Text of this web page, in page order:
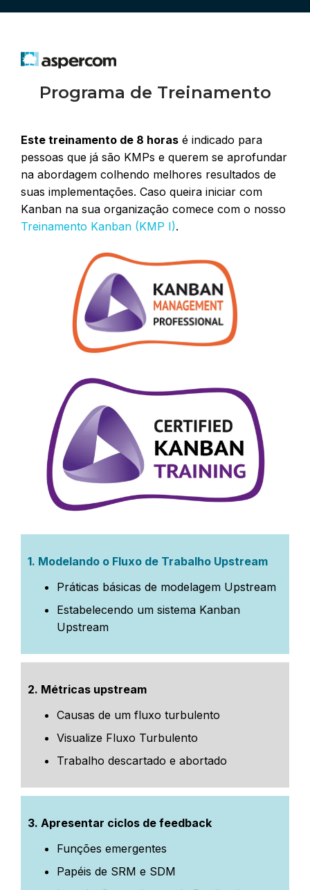
Programa de Treinamento
Este treinamento de 8 horas é indicado para
pessoas que já são KMPs e querem se aprofundar
na abordagem colhendo melhores resultados de
suas implementações. Caso queira iniciar com
Kanban na sua organização comece com o nosso
Treinamento Kanban (KMP I).
1. Modelando o Fluxo de Trabalho Upstream
Práticas básicas de modelagem Upstream
Estabelecendo um sistema Kanban
Upstream
2. Métricas upstream
Causas de um fluxo turbulento
Visualize Fluxo Turbulento
Trabalho descartado e abortado
3. Apresentar ciclos de feedback
Funções emergentes
Papéis de SRM e SDM